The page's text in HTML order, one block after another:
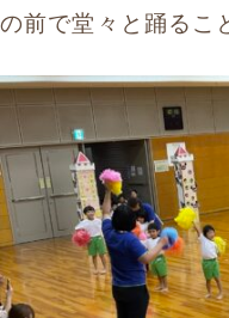
の前で堂々と踊るこ